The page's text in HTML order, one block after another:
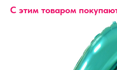
С этим товаром